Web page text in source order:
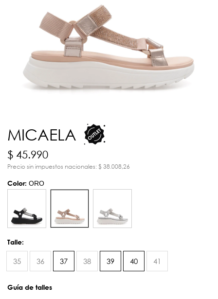
MICAELA
$ 45.990
Precio sin impuestos nacionales: $ 38.008,26
Color: ORO
Talle:
35 36 37 38 39 40 41
Guía de talles